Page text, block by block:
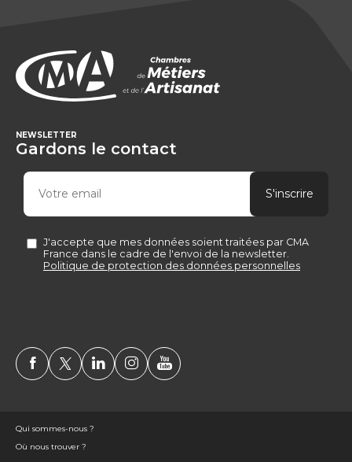
NEWSLETTER
Gardons le contact
Qui sommes-nous ?
Où nous trouver ?